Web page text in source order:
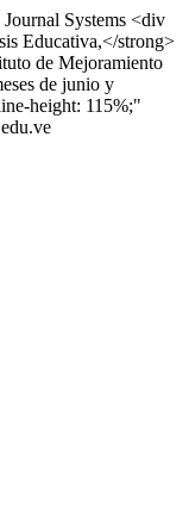
Systems <div
Educativa,</strong>
de Mejoramiento
de junio y
height: 115%;"